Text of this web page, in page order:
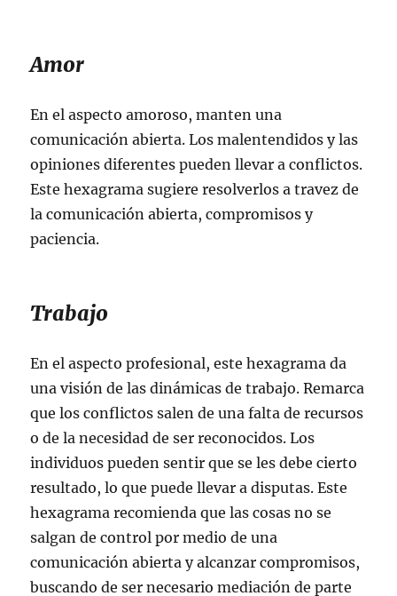
Amor
En el aspecto amoroso, manten una
comunicación abierta. Los malentendidos y las
opiniones diferentes pueden llevar a conflictos.
Este hexagrama sugiere resolverlos a travez de
la comunicación abierta, compromisos y
paciencia.
Trabajo
En el aspecto profesional, este hexagrama da
una visión de las dinámicas de trabajo. Remarca
que los conflictos salen de una falta de recursos
o de la necesidad de ser reconocidos. Los
individuos pueden sentir que se les debe cierto
resultado, lo que puede llevar a disputas. Este
hexagrama recomienda que las cosas no se
salgan de control por medio de una
comunicación abierta y alcanzar compromisos,
buscando de ser necesario mediación de parte